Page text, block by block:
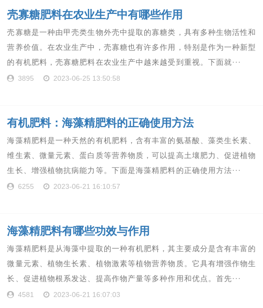
壳寡糖肥料在农业生产中有哪些作用
壳寡糖是一种由甲壳类生物外壳中提取的寡糖类，具有多种生物活性和
营养价值。在农业生产中，壳寡糖也有许多作用，特别是作为一种新型
的有机肥料，壳寡糖肥料在农业生产中越来越受到重视。下面就···
3895 2023-06-25 13:50:58
有机肥料：海藻精肥料的正确使用方法
海藻精肥料是一种天然的有机肥料，含有丰富的氨基酸、藻类生长素、
维生素、微量元素、蛋白质等营养物质，可以提高土壤肥力、促进植物
生长、增强植物抗病能力等。下面是海藻精肥料的正确使用方法···
6255 2023-06-21 16:10:57
海藻精肥料有哪些功效与作用
海藻精肥料是从海藻中提取的一种有机肥料，其主要成分是含有丰富的
微量元素、植物生长素、植物激素等植物营养物质。它具有增强作物生
长、促进植物根系发达、提高作物产量等多种作用和优点。首先···
4581 2023-06-21 16:07:03